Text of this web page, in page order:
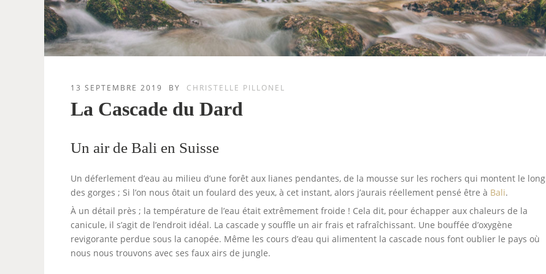
13 SEPTEMBRE 2019 BY CHRISTELLE PILLONEL
La Cascade du Dard
Un air de Bali en Suisse
Un déferlement d’eau au milieu d’une forêt aux lianes pendantes, de la mousse sur les rochers qui montent le long
des gorges ; Si l’on nous ôtait un foulard des yeux, à cet instant, alors j’aurais réellement pensé être à Bali.
À un détail près ; la température de l’eau était extrêmement froide ! Cela dit, pour échapper aux chaleurs de la
canicule, il s’agit de l’endroit idéal. La cascade y souffle un air frais et rafraîchissant. Une bouffée d’oxygène
revigorante perdue sous la canopée. Même les cours d’eau qui alimentent la cascade nous font oublier le pays où
nous nous trouvons avec ses faux airs de jungle.